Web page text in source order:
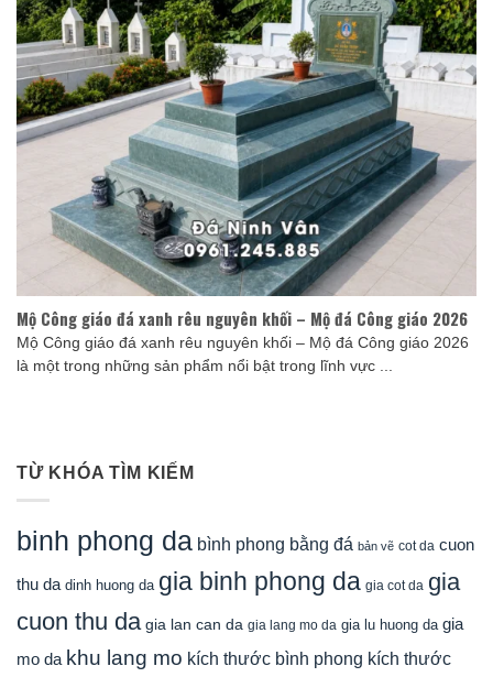
Mộ Công giáo đá xanh rêu nguyên khối – Mộ đá Công giáo 2026
Mộ Công giáo đá xanh rêu nguyên khối – Mộ đá Công giáo 2026
là một trong những sản phẩm nổi bật trong lĩnh vực ...
TỪ KHÓA TÌM KIẾM
binh phong da bình phong bằng đá bản vẽ cot da cuon
thu da dinh huong da gia binh phong da gia cot da gia
cuon thu da gia lan can da gia lang mo da gia lu huong da gia
mo da khu lang mo kích thước bình phong kích thước